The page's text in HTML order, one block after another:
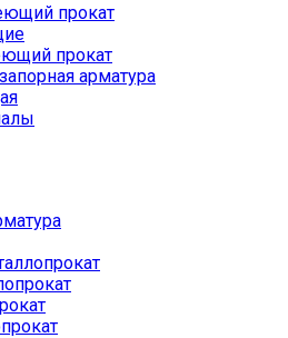
прокат
прокат
арматура